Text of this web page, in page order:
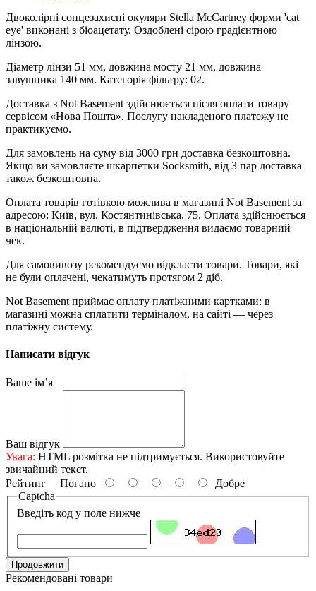
Двоколірні сонцезахисні окуляри Stella McCartney форми 'cat
eye' виконані з біоацетату. Оздоблені сірою градієнтною
лінзою.
Діаметр лінзи 51 мм, довжина мосту 21 мм, довжина
завушника 140 мм. Категорія фільтру: 02.
Доставка з Not Basement здійснюється після оплати товару
сервісом «Нова Пошта». Послугу накладеного платежу не
практикуємо.
Для замовлень на суму від 3000 грн доставка безкоштовна.
Якщо ви замовляєте шкарпетки Socksmith, від 3 пар доставка
також безкоштовна.
Оплата товарів готівкою можлива в магазині Not Basement за
адресою: Київ, вул. Костянтинівська, 75. Оплата здійснюється
в національній валюті, в підтвердження видаємо товарний
чек.
Для самовивозу рекомендуємо відкласти товари. Товари, які
не були оплачені, чекатимуть протягом 2 діб.
Not Basement приймає оплату платіжними картками: в
магазині можна сплатити терміналом, на сайті — через
платіжну систему.
Написати відгук
Ваше ім’я
Ваш відгук
Увага: HTML розмітка не підтримується. Використовуйте
звичайний текст.
Рейтинг Погано
Добре
Captcha
Введіть код у поле нижче
Продовжити
Рекомендовані товари